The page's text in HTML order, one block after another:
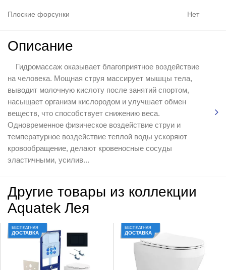
Плоские форсунки Нет
Описание
Гидромассаж оказывает благоприятное воздействие
на человека. Мощная струя массирует мышцы тела,
выводит молочную кислоту после занятий спортом,
насыщает организм кислородом и улучшает обмен
веществ, что способствует снижению веса.
Одновременное физическое воздействие струи и
температурное воздействие теплой воды ускоряют
кровообращение, делают кровеносные сосуды
эластичными, усилив...
Другие товары из коллекции
Aquatek Лея
БЕСПЛАТНАЯ
ДОСТАВКА
БЕСПЛАТНАЯ
ДОСТАВКА